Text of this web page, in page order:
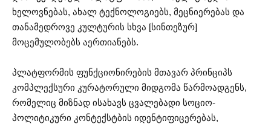
ხელოვნებას, ახალ ტექნოლოგიებს, მეცნიერებას და
თანამედროვე კულტურის სხვა [სინთეზურ]
მოცემულობებს აერთიანებს.
პლატფორმის ფუნქციონირების მთავარ პრინციპს
კომპლექსური კურატორული მიდგომა წარმოადგენს,
რომელიც მიზნად ისახავს ცვალებადი სოციო-
პოლიტიკური კონტექსტბის იდენტიფიცერებას,